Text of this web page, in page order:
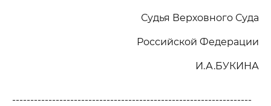
Судья Верховного Суда
Российской Федерации
И.А.БУКИНА
------------------------------------------------------------------